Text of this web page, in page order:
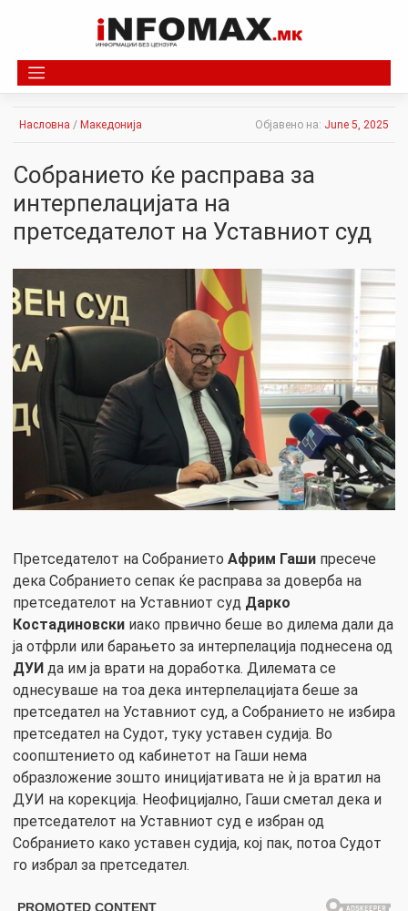
Насловна / Македонија Објавено на: June 5, 2025
Собранието ќе расправа за
интерпелацијата на
претседателот на Уставниот суд
Претседателот на Собранието Африм Гаши пресече
дека Собранието сепак ќе расправа за доверба на
претседателот на Уставниот суд Дарко
Костадиновски иако првично беше во дилема дали да
ја отфрли или барањето за интерпелација поднесена од
ДУИ да им ја врати на доработка. Дилемата се
однесуваше на тоа дека интерпелацијата беше за
претседател на Уставниот суд, а Собранието не избира
претседател на Судот, туку уставен судија. Во
соопштението од кабинетот на Гаши нема
образложение зошто иницијативата не ѝ ја вратил на
ДУИ на корекција. Неофицијално, Гаши сметал дека и
претседателот на Уставниот суд е избран од
Собранието како уставен судија, кој пак, потоа Судот
го избрал за претседател.